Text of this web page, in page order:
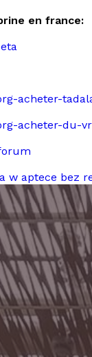
en france:
acheter-
acheter-du-
w aptece bez